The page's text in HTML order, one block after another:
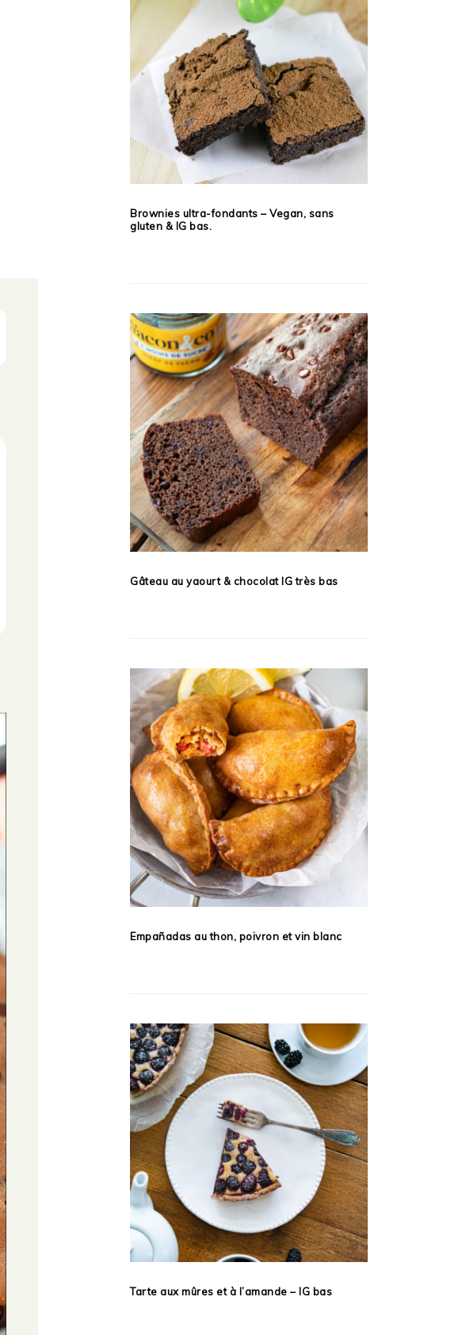
Brownies ultra-fondants – Vegan, sans
gluten & IG bas.
Gâteau au yaourt & chocolat IG très bas
Empañadas au thon, poivron et vin blanc
Tarte aux mûres et à l’amande – IG bas